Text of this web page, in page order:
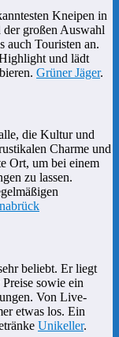
Kneipen in
großen Auswahl
auch Touristen an.
und lädt
Grüner Jäger.
die Kultur und
Charme und
Ort, um bei einem
zu lassen.
beliebt. Er liegt
sowie ein
Von Live-
etwas los. Ein
Unikeller.